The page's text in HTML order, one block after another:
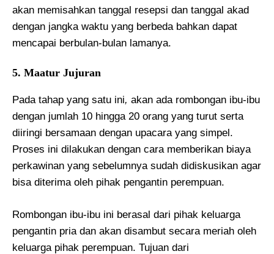
akan memisahkan tanggal resepsi dan tanggal akad
dengan jangka waktu yang berbeda bahkan dapat
mencapai berbulan-bulan lamanya.
5. Maatur Jujuran
Pada tahap yang satu ini, akan ada rombongan ibu-ibu
dengan jumlah 10 hingga 20 orang yang turut serta
diiringi bersamaan dengan upacara yang simpel.
Proses ini dilakukan dengan cara memberikan biaya
perkawinan yang sebelumnya sudah didiskusikan agar
bisa diterima oleh pihak pengantin perempuan.
Rombongan ibu-ibu ini berasal dari pihak keluarga
pengantin pria dan akan disambut secara meriah oleh
keluarga pihak perempuan. Tujuan dari